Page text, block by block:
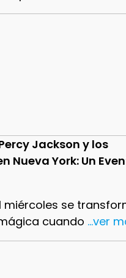
Jackson y los
Nueva York: Un
miércoles se
cuando ...ver